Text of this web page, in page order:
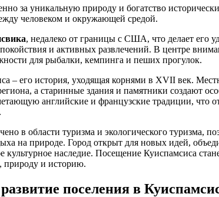
за уникальную природу и богатство
человеком и окружающей средой.
, недалеко от границы с США, что делает его
и активных развлечений. В центре
для рыбалки, кемпинга и пеших прогулок.
– его история, уходящая корнями в XVII век.
а старинные здания и памятники создают
английские и французские традиции, что
в области туризма и экологического туризма,
на природе. Город открыт для новых идей,
культурное наследие. Посещение Куиспамсиса
природу и историю.
поселения в